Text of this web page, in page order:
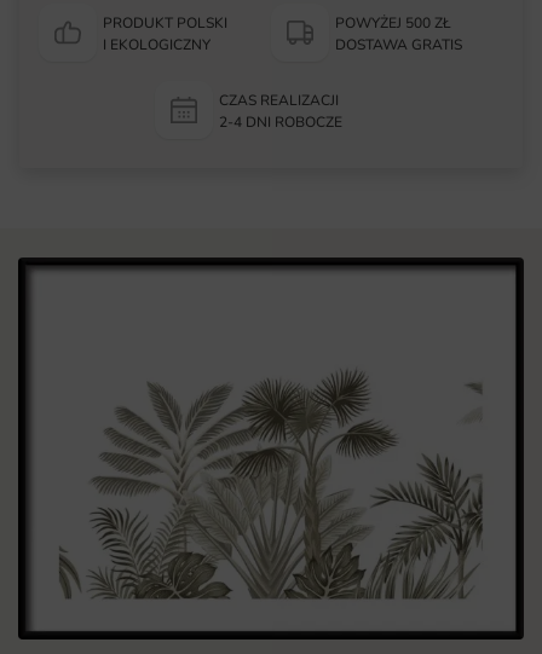
PRODUKT POLSKI
I EKOLOGICZNY
POWYŻEJ 500 ZŁ
DOSTAWA GRATIS
CZAS REALIZACJI
2-4 DNI ROBOCZE